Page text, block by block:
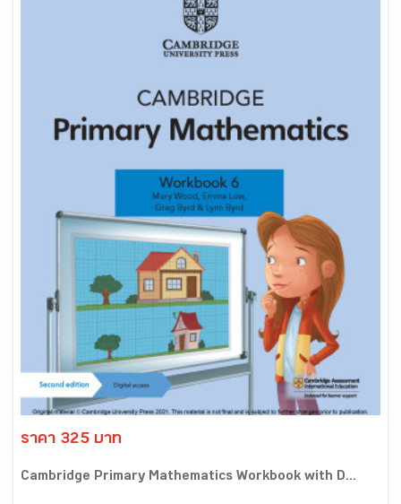
ราคา 325 บาท
Cambridge Primary Mathematics Workbook with D...